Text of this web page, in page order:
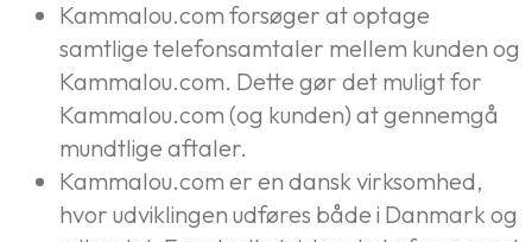
Kammalou.com forsøger at optage
samtlige telefonsamtaler mellem kunden og
Kammalou.com. Dette gør det muligt for
Kammalou.com (og kunden) at gennemgå
mundtlige aftaler.
Kammalou.com er en dansk virksomhed,
hvor udviklingen udføres både i Danmark og